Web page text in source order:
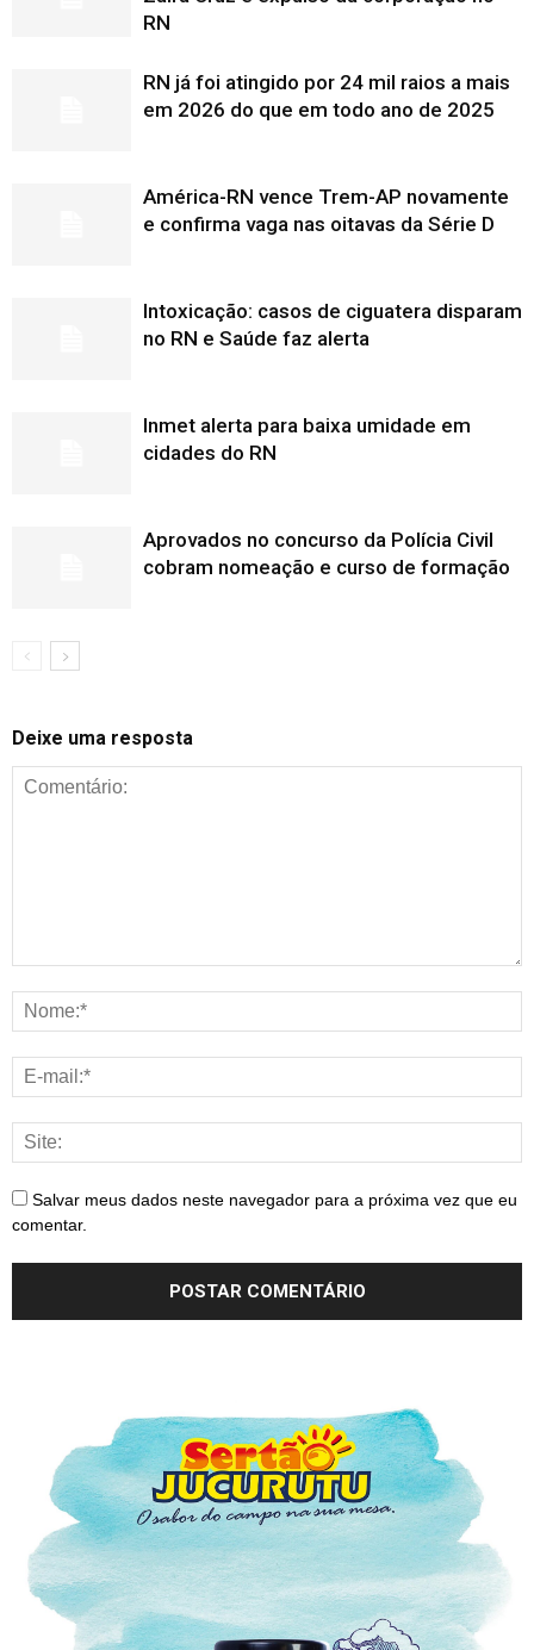
RN
RN já foi atingido por 24 mil raios a mais
em 2026 do que em todo ano de 2025
América-RN vence Trem-AP novamente
e confirma vaga nas oitavas da Série D
Intoxicação: casos de ciguatera disparam
no RN e Saúde faz alerta
Inmet alerta para baixa umidade em
cidades do RN
Aprovados no concurso da Polícia Civil
cobram nomeação e curso de formação
Deixe uma resposta
Salvar meus dados neste navegador para a próxima vez que eu
comentar.